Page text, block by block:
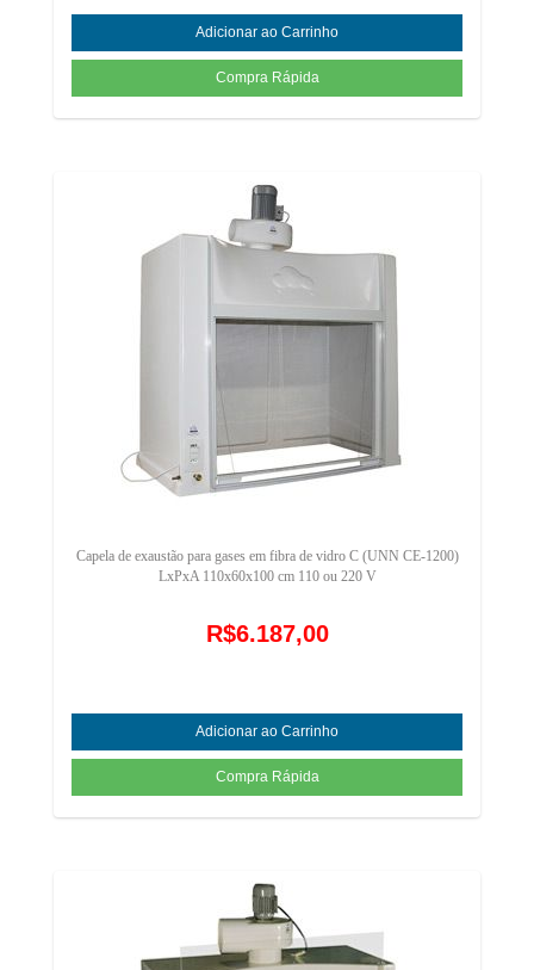
Capela de exaustão para gases em fibra de vidro C (UNN CE-1200)
LxPxA 110x60x100 cm 110 ou 220 V
R$6.187,00